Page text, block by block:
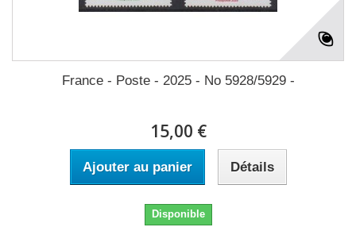
France - Poste - 2025 - No 5928/5929 -
15,00 €
Ajouter au panier Détails
Disponible